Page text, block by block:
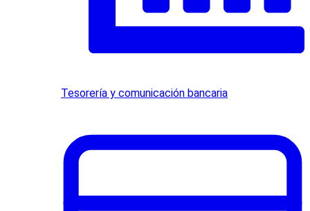
Tesorería y comunicación bancaria